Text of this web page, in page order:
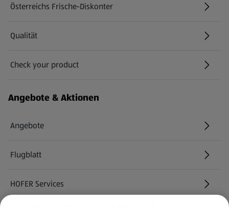
Österreichs Frische-Diskonter
Qualität
Check your product
(öffnet in einem neuen Tab)
Angebote & Aktionen
Angebote
Flugblatt
HOFER Services